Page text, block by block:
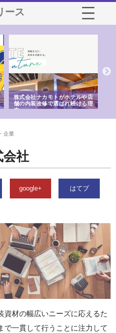
ース
株式会社ナカモトがホテルや店
舗の内装改修で選ばれ続ける理
由
企業
会社
google+ はてブ
資材の幅広いニーズに応えるた
で一貫して行うことに注力して